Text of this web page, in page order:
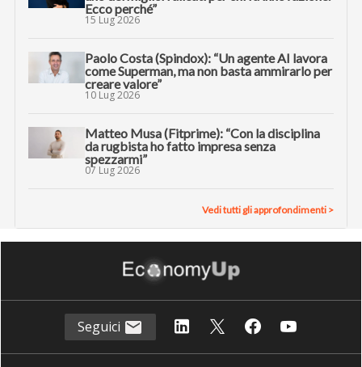
Ecco perché”
15 Lug 2026
Paolo Costa (Spindox): “Un agente AI lavora
come Superman, ma non basta ammirarlo per
creare valore”
10 Lug 2026
Matteo Musa (Fitprime): “Con la disciplina
da rugbista ho fatto impresa senza
spezzarmi”
07 Lug 2026
Vedi tutti gli approfondimenti >
Seguici